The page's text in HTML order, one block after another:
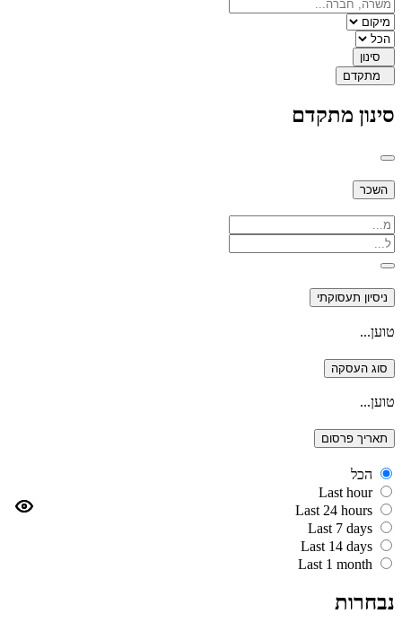
סינון
מתקדם
סינון מתקדם
השכר
ניסיון תעסוקתי
טוען...
סוג העסקה
טוען...
תאריך פרסום
הכל
Last hour
Last 24 hours
Last 7 days
Last 14 days
Last 1 month
נבחרות